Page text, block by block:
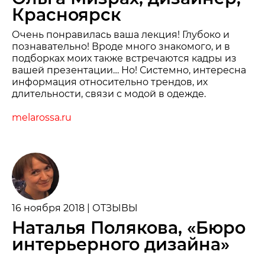
Красноярск
Очень понравилась ваша лекция! Глубоко и
познавательно! Вроде много знакомого, и в
подборках моих также встречаются кадры из
вашей презентации… Но! Системно, интересна
информация относительно трендов, их
длительности, связи с модой в одежде.
melarossa.ru
16 ноября 2018 | ОТЗЫВЫ
Наталья Полякова, «Бюро
интерьерного дизайна»